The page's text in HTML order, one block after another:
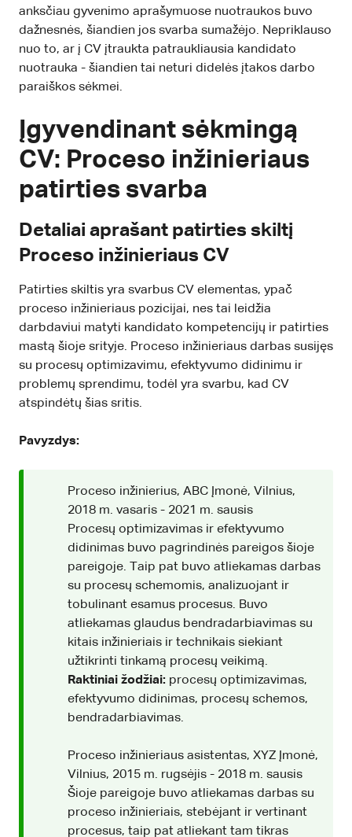
anksčiau gyvenimo aprašymuose nuotraukos buvo
dažnesnės, šiandien jos svarba sumažėjo. Nepriklauso
nuo to, ar į CV įtraukta patraukliausia kandidato
nuotrauka - šiandien tai neturi didelės įtakos darbo
paraiškos sėkmei.
Įgyvendinant sėkmingą
CV: Proceso inžinieriaus
patirties svarba
Detaliai aprašant patirties skiltį
Proceso inžinieriaus CV
Patirties skiltis yra svarbus CV elementas, ypač
proceso inžinieriaus pozicijai, nes tai leidžia
darbdaviui matyti kandidato kompetencijų ir patirties
mastą šioje srityje. Proceso inžinieriaus darbas susijęs
su procesų optimizavimu, efektyvumo didinimu ir
problemų sprendimu, todėl yra svarbu, kad CV
atspindėtų šias sritis.
Pavyzdys:
Proceso inžinierius, ABC Įmonė, Vilnius,
2018 m. vasaris - 2021 m. sausis
Procesų optimizavimas ir efektyvumo
didinimas buvo pagrindinės pareigos šioje
pareigoje. Taip pat buvo atliekamas darbas
su procesų schemomis, analizuojant ir
tobulinant esamus procesus. Buvo
atliekamas glaudus bendradarbiavimas su
kitais inžinieriais ir technikais siekiant
užtikrinti tinkamą procesų veikimą.
Raktiniai žodžiai: procesų optimizavimas,
efektyvumo didinimas, procesų schemos,
bendradarbiavimas.
Proceso inžinieriaus asistentas, XYZ Įmonė,
Vilnius, 2015 m. rugsėjis - 2018 m. sausis
Šioje pareigoje buvo atliekamas darbas su
proceso inžinieriais, stebėjant ir vertinant
procesus, taip pat atliekant tam tikras